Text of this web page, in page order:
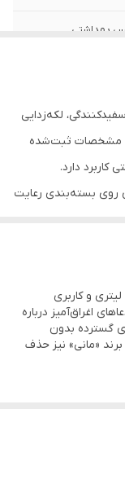
بهداشتی
لکه‌زدایی
مشخصات ثبت‌شده
دارد.
روی بسته‌بندی رعایت
و کاربری
اغراق‌آمیز درباره
گسترده بدون
«مانی» نیز حذف